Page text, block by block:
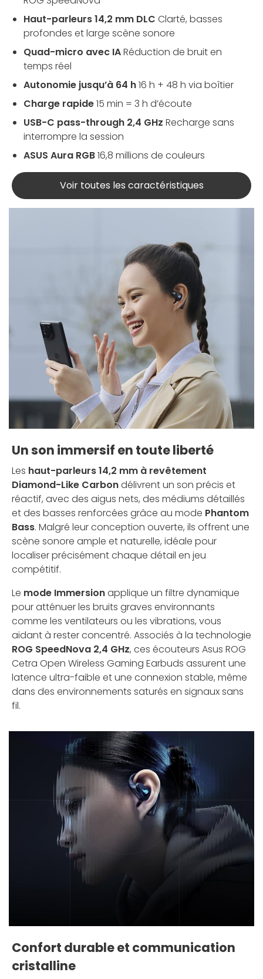
Haut-parleurs 14,2 mm DLC Clarté, basses
profondes et large scène sonore
Quad-micro avec IARéduction de bruit en
temps réel
Autonomie jusqu’à 64 h16 h + 48 h via boîtier
Charge rapide15 min = 3 h d’écoute
USB-C pass-through 2,4 GHz Recharge sans
interrompre la session
ASUS Aura RGB16,8 millions de couleurs
Voir toutes les caractéristiques
Un son immersif en toute liberté
Les haut-parleurs 14,2 mm à revêtement
Diamond-Like Carbondélivrent un son précis et
réactif, avec des aigus nets, des médiums détaillés
et des basses renforcées grâce au mode Phantom
Bass. Malgré leur conception ouverte, ils offrent une
scène sonore ample et naturelle, idéale pour
localiser précisément chaque détail en jeu
compétitif.
Le mode Immersionapplique un filtre dynamique
pour atténuer les bruits graves environnants
comme les ventilateurs ou les vibrations, vous
aidant à rester concentré. Associés à la technologie
ROG SpeedNova 2,4 GHz, ces écouteurs Asus ROG
Cetra Open Wireless Gaming Earbuds assurent une
latence ultra-faible et une connexion stable, même
dans des environnements saturés en signaux sans
fil.
Confort durable et communication
cristalline